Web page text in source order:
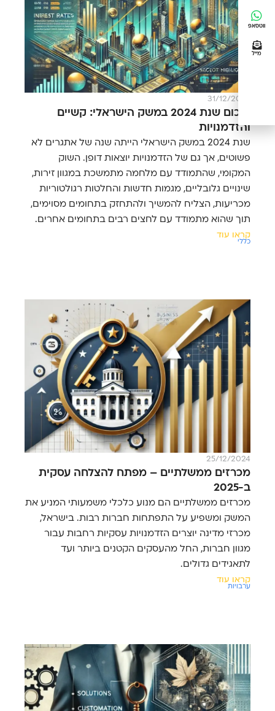
31/12/2024
סיכום שנת 2024 במשק הישראלי: קשיים
והזדמנויות
שנת 2024 במשק הישראלי הייתה שנה של אתגרים לא
פשוטים, אך גם של הזדמנויות יוצאות דופן. השוק
המקומי, שהתמודד עם מלחמה מתמשכת במגוון זירות,
שינויים גלובליים, מגמות חדשות והחלטות רגולטוריות
מכריעות, הצליח להמשיך ולהתחזק בתחומים מסוימים,
תוך שהוא מתמודד עם לחצים רבים בתחומים אחרים.
קראו עוד
כללי
25/12/2024
מכרזים ממשלתיים – מפתח להצלחה עסקית
ב-2025
מכרזים ממשלתיים הם מנוע כלכלי משמעותי המניע את
המשק ומשפיע על התפתחות חברות רבות. בישראל,
מכרזי מדינה יוצרים הזדמנויות עסקיות רחבות עבור
מגוון חברות, החל מהעסקים הקטנים ביותר ועד
לתאגידים גדולים.
קראו עוד
ערבויות
ווטסאפ
מייל